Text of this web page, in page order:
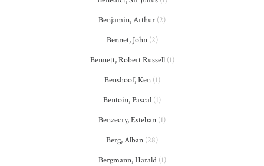
Benjamin, Arthur (2)
Bennet, John(2)
Bennett, Robert Russell(1)
Benshoof, Ken(1)
Bentoiu, Pascal (1)
Benzecry, Esteban (1)
Berg, Alban (28)
Bergmann, Harald(1)